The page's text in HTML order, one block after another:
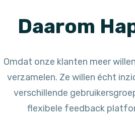
Daarom
Omdat onze klanten meer
verzamelen. Ze willen écht
verschillende
flexibele feedback